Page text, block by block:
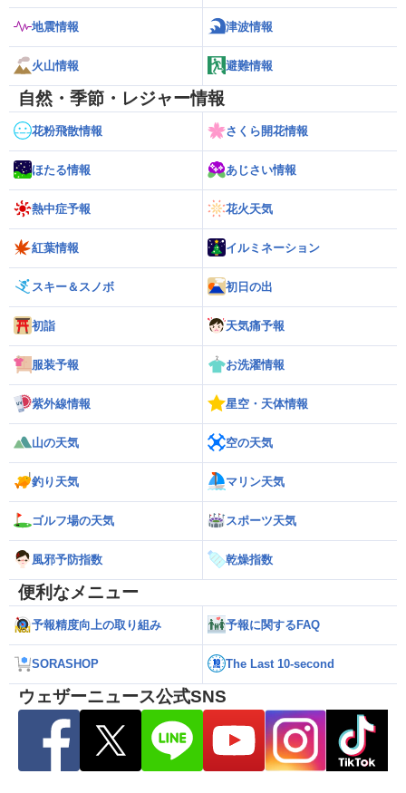
地震情報 津波情報
火山情報 避難情報
自然・季節・レジャー情報
花粉飛散情報 さくら開花情報
ほたる情報 あじさい情報
熱中症予報 花火天気
紅葉情報 イルミネーション
スキー＆スノボ 初日の出
初詣 天気痛予報
服装予報 お洗濯情報
紫外線情報 星空・天体情報
山の天気 空の天気
釣り天気 マリン天気
ゴルフ場の天気 スポーツ天気
風邪予防指数 乾燥指数
便利なメニュー
予報精度向上の取り組み 予報に関するFAQ
SORASHOP The Last 10-second
ウェザーニュース公式SNS